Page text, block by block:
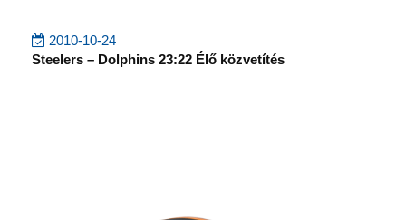
2010-10-24
Steelers – Dolphins 23:22 Élő közvetítés